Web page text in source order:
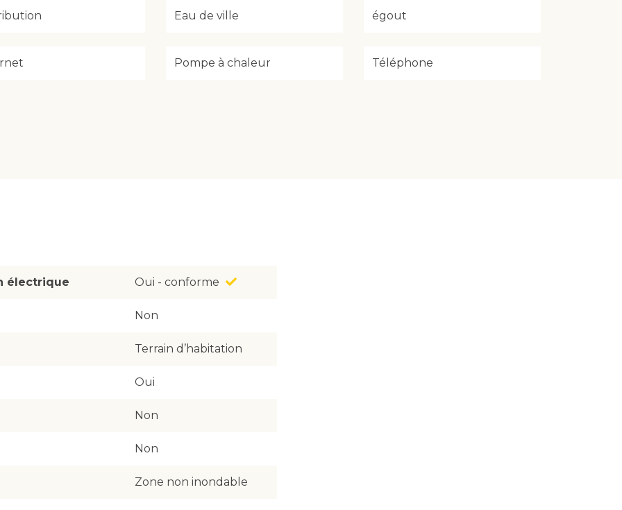
Eau de ville égout
Pompe à chaleur Téléphone
électrique Oui - conforme
Non
Terrain d’habitation
Oui
Non
Non
Zone non inondable